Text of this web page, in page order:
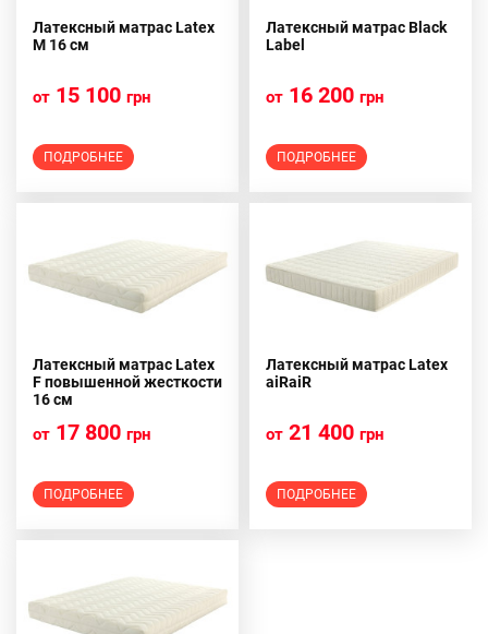
Латексный матрас Latex
M 16 см
от 15 100 грн
ПОДРОБНЕЕ
Латексный матрас Black
Label
от 16 200 грн
ПОДРОБНЕЕ
Латексный матрас Latex
F повышенной жесткости
16 см
от 17 800 грн
ПОДРОБНЕЕ
Латексный матрас Latex
aiRaiR
от 21 400 грн
ПОДРОБНЕЕ